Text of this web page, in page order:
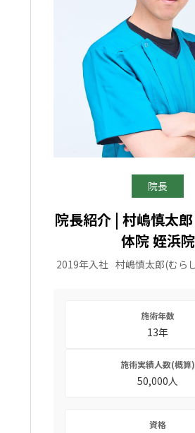
院長
院長紹介 | 村嶋慎太
体院 姪浜院
2019年入社 村嶋慎太郎(むら
施術年数
13年
施術実績人数(概算)
50,000人
資格